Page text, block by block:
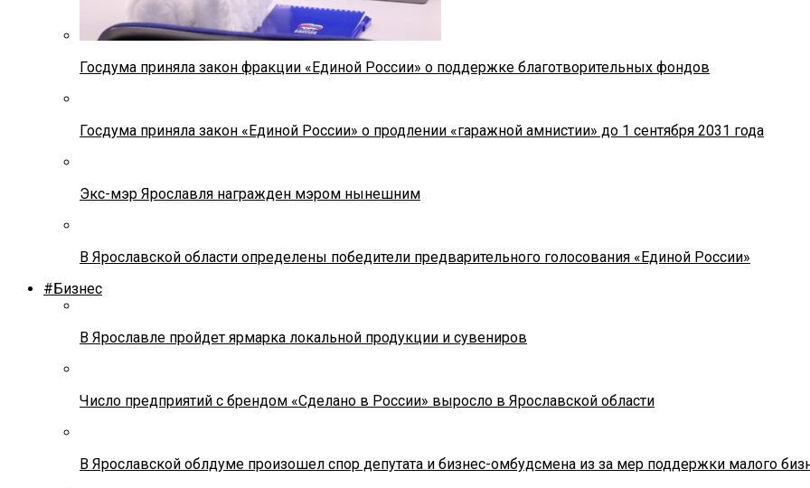
Госдума приняла закон фракции «Единой России» о поддержке благотворительных фондов
Госдума приняла закон «Единой России» о продлении «гаражной амнистии» до 1 сентября 2031 года
Экс-мэр Ярославля награжден мэром нынешним
В Ярославской области определены победители предварительного голосования «Единой России»
#Бизнес
В Ярославле пройдет ярмарка локальной продукции и сувениров
Число предприятий с брендом «Сделано в России» выросло в Ярославской области
В Ярославской облдуме произошел спор депутата и бизнес-омбудсмена из за мер поддержки малого